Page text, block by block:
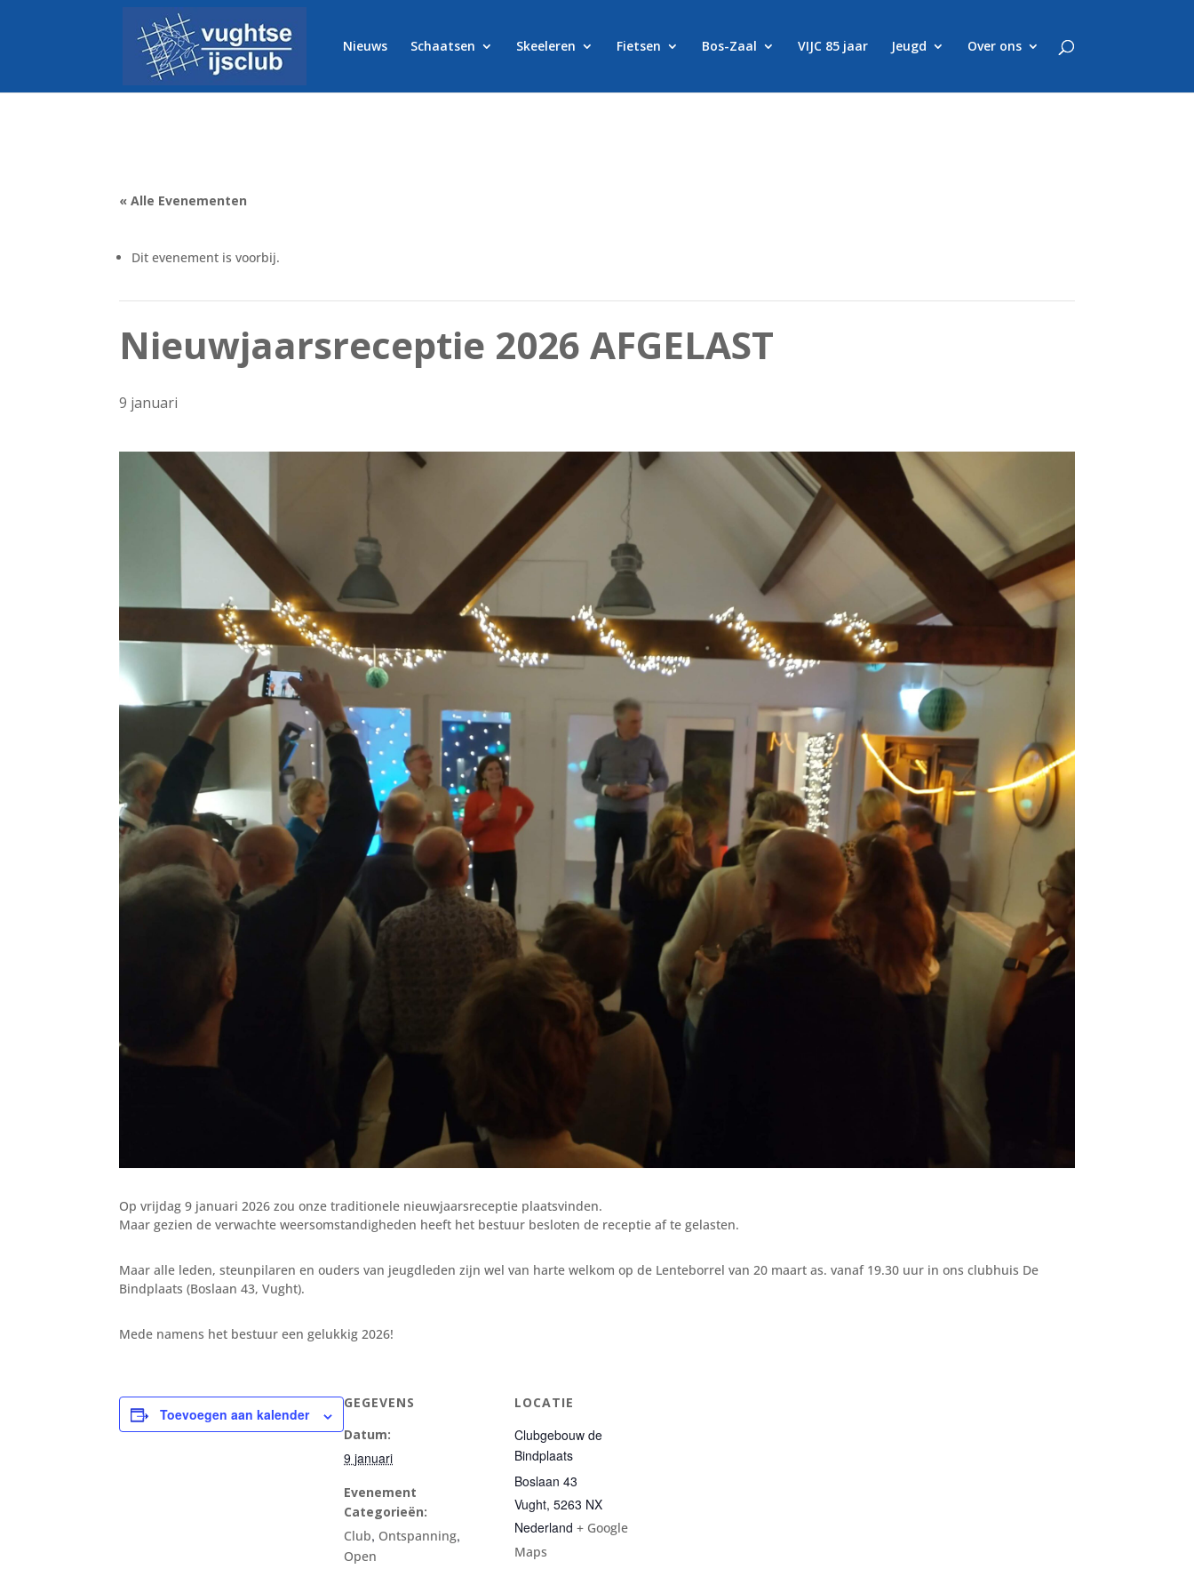
Nieuws Schaatsen Skeeleren Fietsen Bos-Zaal VIJC 85 jaar Jeugd Over ons
« Alle Evenementen
Dit evenement is voorbij.
Nieuwjaarsreceptie 2026 AFGELAST
9 januari
Op vrijdag 9 januari 2026 zou onze traditionele nieuwjaarsreceptie plaatsvinden.
Maar gezien de verwachte weersomstandigheden heeft het bestuur besloten de receptie af te gelasten.
Maar alle leden, steunpilaren en ouders van jeugdleden zijn wel van harte welkom op de Lenteborrel van 20 maart as. vanaf 19.30 uur in ons clubhuis De
Bindplaats (Boslaan 43, Vught).
Mede namens het bestuur een gelukkig 2026!
Toevoegen aan kalender
GEGEVENS
Datum:
9 januari
Evenement
Categorieën:
Club, Ontspanning,
Open
LOCATIE
Clubgebouw de
Bindplaats
Boslaan 43
Vught, 5263 NX
Nederland + Google
Maps